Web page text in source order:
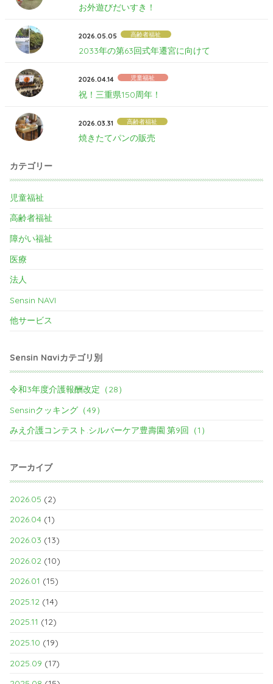
お外遊びだいすき！
2026.05.05 高齢者福祉
2033年の第63回式年遷宮に向けて
2026.04.14 児童福祉
祝！三重県150周年！
2026.03.31 高齢者福祉
焼きたてパンの販売
カテゴリー
児童福祉
高齢者福祉
障がい福祉
医療
法人
Sensin NAVI
他サービス
Sensin Naviカテゴリ別
令和3年度介護報酬改定（28）
Sensinクッキング（49）
みえ介護コンテスト.シルバーケア豊壽園.第9回（1）
アーカイブ
2026.05 (2)
2026.04 (1)
2026.03 (13)
2026.02 (10)
2026.01 (15)
2025.12 (14)
2025.11 (12)
2025.10 (19)
2025.09 (17)